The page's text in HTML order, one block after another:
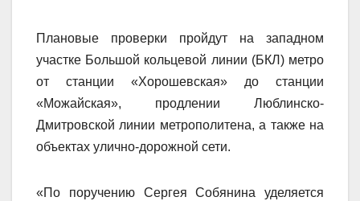
Плановые проверки пройдут на западном
участке Большой кольцевой линии (БКЛ) метро
от станции «Хорошевская» до станции
«Можайская», продлении Люблинско-
Дмитровской линии метрополитена, а также на
объектах улично-дорожной сети.
«По поручению Сергея Собянина уделяется